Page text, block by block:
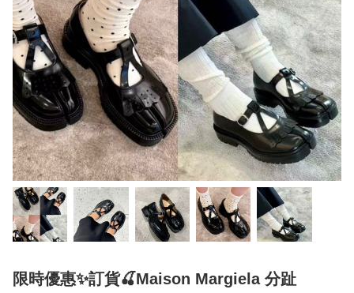
限時優惠✨訂貨🍒Maison Margiela 分趾